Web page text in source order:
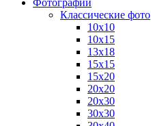
Фотографии
Классические фото
10х10
10х15
13х18
15х15
15х20
20х20
20х30
30х30